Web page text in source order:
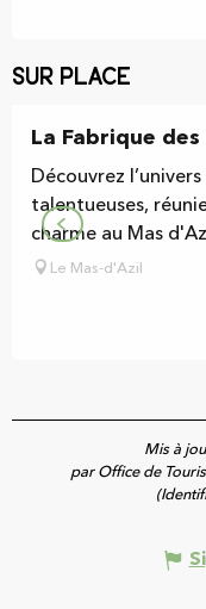
Sur place
La Fabrique
Découvrez
talentueuses,
charme au Mas
Le Mas-d'Azil
Mis à
par Office de